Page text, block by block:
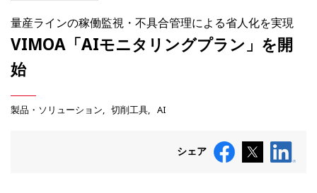
量産ラインの稼働監視・不具合管理による省人化を実現
VIMOA「AIモニタリングプラン」を開
始
製品・ソリューション 切削工具 AI
シェア